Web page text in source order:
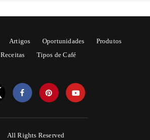
Artigos Oportunidades
Produtos
Receitas
Tipos de Café
All Rights Reserved